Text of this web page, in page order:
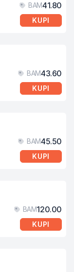
BAM41.80
KUPI
BAM43.60
KUPI
BAM45.50
KUPI
BAM120.00
KUPI